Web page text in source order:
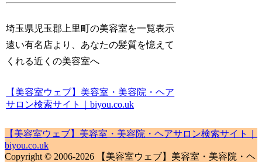
埼玉県児玉郡上里町の美容室を一覧表示
遠い有名店より、あなたの髪質を憶えて
くれる近くの美容室へ
【美容室ウェブ】美容室・美容院・ヘア
サロン検索サイト｜biyou.co.uk
【美容室ウェブ】美容室・美容院・ヘアサロン検索サイト｜
biyou.co.uk
Copyright © 2006-2026 【美容室ウェブ】美容室・美容院・ヘ